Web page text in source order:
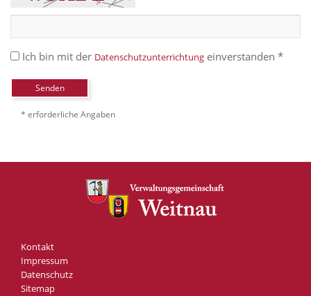
Ich bin mit der Datenschutzunterrichtung einverstanden *
Senden
* erforderliche Angaben
Kontakt
Impressum
Datenschutz
Sitemap